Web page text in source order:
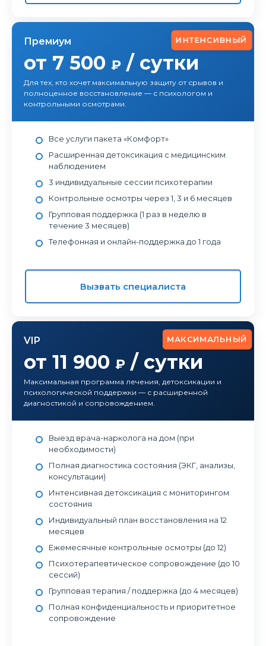
ИНТЕНСИВНЫЙ
Премиум
от 7 500 ₽ / сутки
Для тех, кто хочет максимальную защиту от срывов и
полноценное восстановление — с психологом и
контрольными осмотрами.
Все услуги пакета «Комфорт»
Расширенная детоксикация с медицинским
наблюдением
3 индивидуальные сессии психотерапии
Контрольные осмотры через 1, 3 и 6 месяцев
Групповая поддержка (1 раз в неделю в
течение 3 месяцев)
Телефонная и онлайн-поддержка до 1 года
Вызвать специалиста
МАКСИМАЛЬНЫЙ
VIP
от 11 900 ₽ / сутки
Максимальная программа лечения, детоксикации и
психологической поддержки — с расширенной
диагностикой и сопровождением.
Выезд врача-нарколога на дом (при
необходимости)
Полная диагностика состояния (ЭКГ, анализы,
консультации)
Интенсивная детоксикация с мониторингом
состояния
Индивидуальный план восстановления на 12
месяцев
Ежемесячные контрольные осмотры (до 12)
Психотерапевтическое сопровождение (до 10
сессий)
Групповая терапия / поддержка (до 4 месяцев)
Полная конфиденциальность и приоритетное
сопровождение